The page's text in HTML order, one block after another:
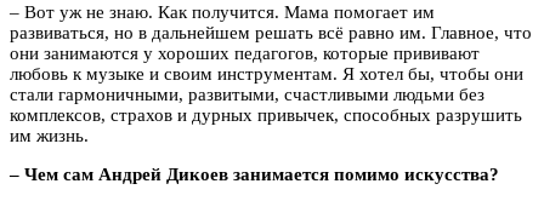
– Вот уж не знаю. Как получится. Мама помогает им
развиваться, но в дальнейшем решать всё равно им. Главное, что
они занимаются у хороших педагогов, которые прививают
любовь к музыке и своим инструментам. Я хотел бы, чтобы они
стали гармоничными, развитыми, счастливыми людьми без
комплексов, страхов и дурных привычек, способных разрушить
им жизнь.
– Чем сам Андрей Дикоев занимается помимо искусства?